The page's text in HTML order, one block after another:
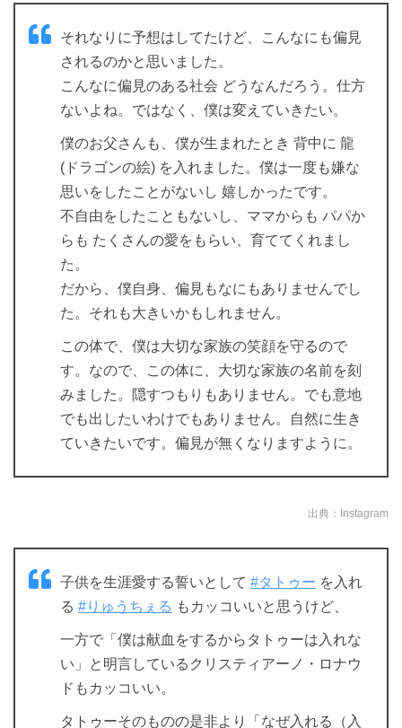
それなりに予想はしてたけど、こんなにも偏見
されるのかと思いました。
こんなに偏見のある社会 どうなんだろう。仕方
ないよね。ではなく、僕は変えていきたい。
僕のお父さんも、僕が生まれたとき 背中に 龍
(ドラゴンの絵) を入れました。僕は一度も嫌な
思いをしたことがないし 嬉しかったです。
不自由をしたこともないし、ママからも パパか
らも たくさんの愛をもらい、育ててくれまし
た。
だから、僕自身、偏見もなにもありませんでし
た。それも大きいかもしれません。
この体で、僕は大切な家族の笑顔を守るので
す。なので、この体に、大切な家族の名前を刻
みました。隠すつもりもありません。でも意地
でも出したいわけでもありません。自然に生き
ていきたいです。偏見が無くなりますように。
出典：Instagram
子供を生涯愛する誓いとして #タトゥー を入れ
る #りゅうちぇる もカッコいいと思うけど、
一方で「僕は献血をするからタトゥーは入れな
い」と明言しているクリスティアーノ・ロナウ
ドもカッコいい。
タトゥーそのものの是非より「なぜ入れる（入